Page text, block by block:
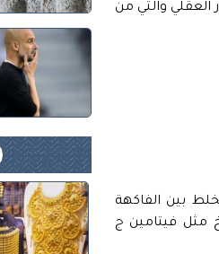
والتي من
بين الفاكهة
مثل فيتامين ج